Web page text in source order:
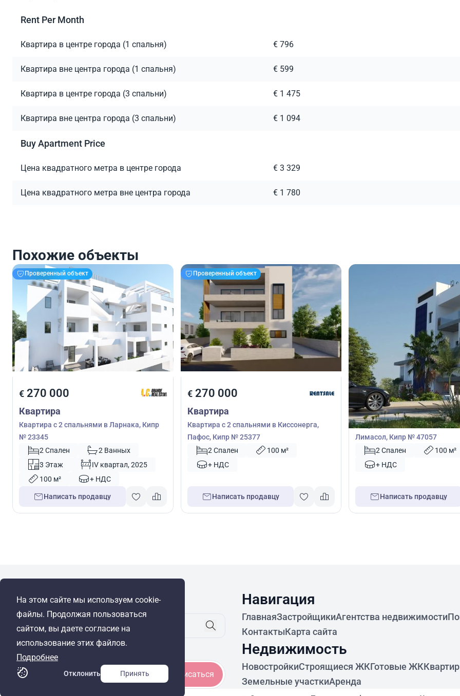
Rent Per Month
Квартира в центре города (1 спальня) € 796
Квартира вне центра города (1 спальня) € 599
Квартира в центре города (3 спальни) € 1 475
Квартира вне центра города (3 спальни) € 1 094
Buy Apartment Price
Цена квадратного метра в центре города € 3 329
Цена квадратного метра вне центра города € 1 780
Похожие объекты
Проверенный объект
€ 270 000
Квартира
Квартира с 2 спальнями в Ларнака, Кипр
№ 23345
2 Спален
2 Ванных
3 Этаж
IV квартал, 2025
100 м²
+ НДС
Написать продавцу
Проверенный объект
€270 000
Квартира
Квартира с 2 спальнями в Киссонерга,
Пафос, Кипр № 25377
2 Спален
100 м²
+ НДС
Написать продавцу
€260 000
Квартира
Квартира с 2 спальнями в
Лимасол, Кипр № 47057
2 Спален
100 м²
+ НДС
Написать продавцу
На этом сайте мы используем cookie-
файлы. Продолжая пользоваться
сайтом, вы даете согласие на
использование этих файлов.
Подробнее
Отклонить Принять
© Cyprus Realestate 2026. Все права защищены!
Будьте в курсе
Подписаться
Навигация
ГлавнаяЗастройщикиАгентства недвижимости
КонтактыКарта сайта
Недвижимость
НовостройкиСтроящиеся ЖКГотовые ЖК
Земельные участкиАренда